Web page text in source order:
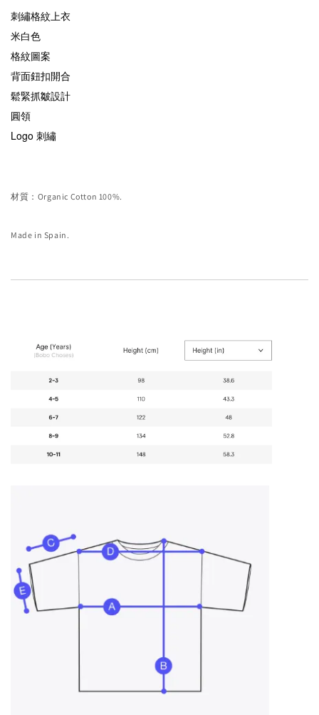
刺繡格紋上衣
米白色
格紋圖案
背面鈕扣開合
鬆緊抓皺設計
圓領
Logo 刺繡
材質：Organic Cotton 100%.
Made in Spain.